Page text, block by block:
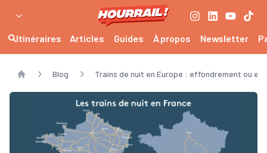
Itinéraires Articles Guides À propos Newsletter
Home
Blog Trains de nuit en Europe : effondrement ou